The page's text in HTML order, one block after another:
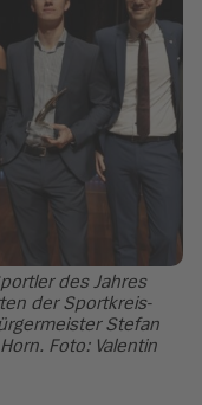
des Jahres
der Sportkreis-
Stefan
Foto: Valentin